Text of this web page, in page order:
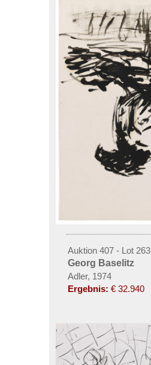
Auktion 407 - Lot 263
Georg Baselitz
Adler, 1974
Ergebnis: € 32.940